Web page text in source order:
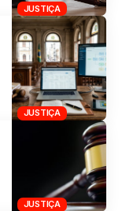
JUSTIÇA
JUSTIÇA
JUSTIÇA